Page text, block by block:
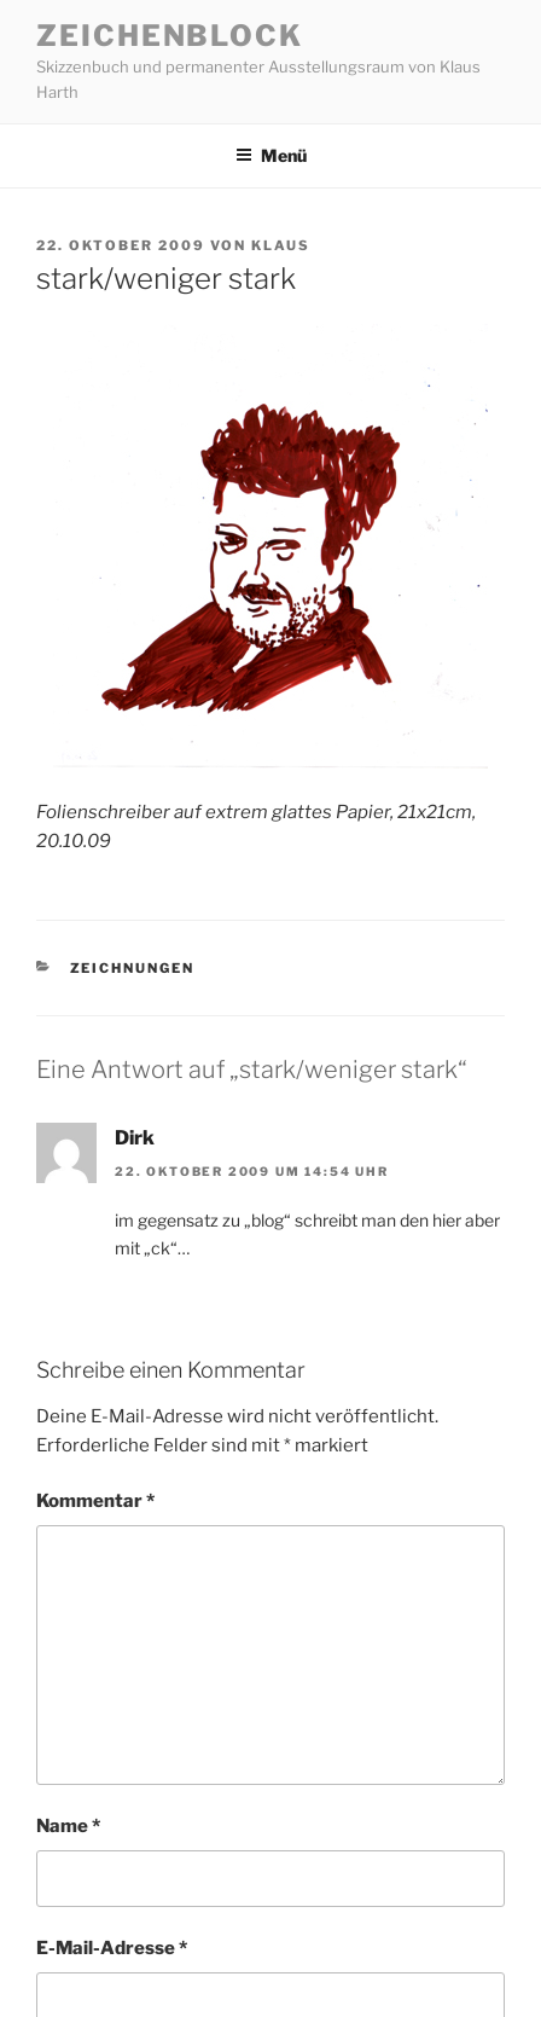
Inhalt
springen
ZEICHENBLOCK
Skizzenbuch und permanenter Ausstellungsraum von Klaus
Harth
Menü
VERÖFFENTLICHT
AM
22. OKTOBER 2009 VON KLAUS
stark/weniger stark
Folienschreiber auf extrem glattes Papier, 21x21cm,
20.10.09
KATEGORIEN
ZEICHNUNGEN
Eine Antwort auf „stark/weniger stark“
Dirk
22. OKTOBER 2009 UM 14:54 UHR
im gegensatz zu „blog“ schreibt man den hier aber
mit „ck“…
Schreibe einen Kommentar
Deine E-Mail-Adresse wird nicht veröffentlicht.
Erforderliche Felder sind mit* markiert
Kommentar*
Name*
E-Mail-Adresse*